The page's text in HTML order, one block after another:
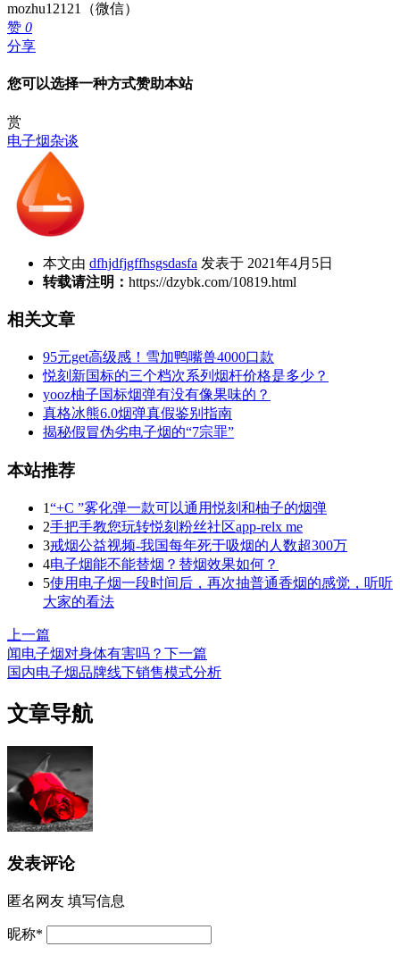
mozhu12121（微信）
赞 0
分享
您可以选择一种方式赞助本站
赏
电子烟杂谈
本文由 dfhjdfjgffhsgsdasfa 发表于 2021年4月5日
转载请注明： https://dzybk.com/10819.html
相关文章
95元get高级感！雪加鸭嘴兽4000口款
悦刻新国标的三个档次系列烟杆价格是多少？
yooz柚子国标烟弹有没有像果味的？
真格冰熊6.0烟弹真假鉴别指南
揭秘假冒伪劣电子烟的“7宗罪”
本站推荐
1“+C ”雾化弹一款可以通用悦刻和柚子的烟弹
2手把手教您玩转悦刻粉丝社区app-relx me
3戒烟公益视频-我国每年死于吸烟的人数超300万
4电子烟能不能替烟？替烟效果如何？
5使用电子烟一段时间后，再次抽普通香烟的感觉，听听
大家的看法
上一篇
闻电子烟对身体有害吗？ 下一篇
国内电子烟品牌线下销售模式分析
文章导航
发表评论
匿名网友 填写信息
昵称*